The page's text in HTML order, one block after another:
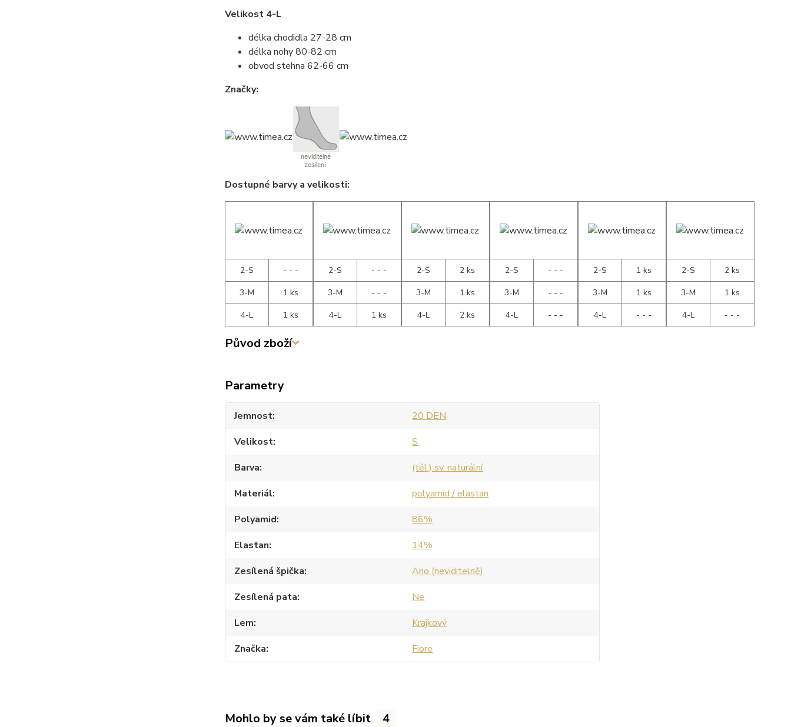
Velikost 4-L
délka chodidla 27-28 cm
délka nohy 80-82 cm
obvod stehna 62-66 cm
Značky:
Dostupné barvy a velikosti:
2-S
- - -
3-M
1 ks
4-L
1 ks
2-S
- - -
3-M
- - -
4-L
1 ks
2-S
2 ks
3-M
1 ks
4-L
2 ks
2-S
- - -
3-M
- - -
4-L
- - -
2-S
1 ks
3-M
1 ks
4-L
- - -
2-S
2 ks
3-M
1 ks
4-L
- - -
Původ zboží
Parametry
Jemnost
20 DEN
Velikost
S
Barva
(těl.) sv. naturální
Materiál
polyamid / elastan
Polyamid
86%
Elastan
14%
Zesílená špička
Ano (neviditelně)
Zesílená pata
Ne
Lem
Krajkový
Značka
Fiore
Mohlo by se vám také líbit 4